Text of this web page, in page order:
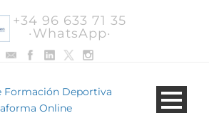
+34 96 633 71 35
·WhatsApp·